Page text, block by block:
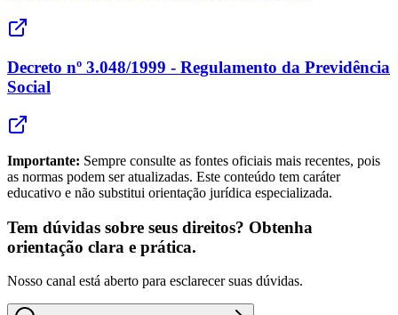
Decreto nº 3.048/1999 - Regulamento da Previdência
Social
Importante: Sempre consulte as fontes oficiais mais recentes, pois
as normas podem ser atualizadas. Este conteúdo tem caráter
educativo e não substitui orientação jurídica especializada.
Tem dúvidas sobre seus direitos? Obtenha
orientação clara e prática.
Nosso canal está aberto para esclarecer suas dúvidas.